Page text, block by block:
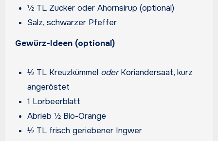
½ TL Zucker oder Ahornsirup (optional)
Salz, schwarzer Pfeffer
Gewürz-Ideen (optional)
½ TL Kreuzkümmel oderKoriandersaat, kurz
angeröstet
1 Lorbeerblatt
Abrieb ½ Bio-Orange
½ TL frisch geriebener Ingwer